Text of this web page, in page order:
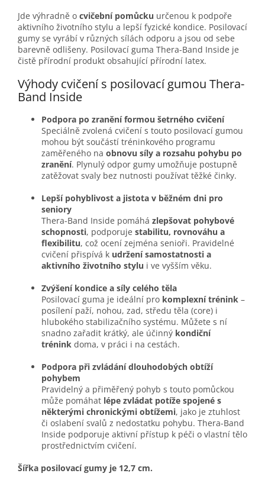
Jde výhradně o cvičební pomůcku určenou k podpoře
aktivního životního stylu a lepší fyzické kondice. Posilovací
gumy se vyrábí v různých sílách odporu a jsou od sebe
barevně odlišeny. Posilovací guma Thera-Band Inside je
čistě přírodní produkt obsahující přírodní latex.
Výhody cvičení s posilovací gumou Thera-
Band Inside
Podpora po zranění formou šetrného cvičení
Speciálně zvolená cvičení s touto posilovací gumou
mohou být součástí tréninkového programu
zaměřeného na obnovu síly a rozsahu pohybu po
zranění. Plynulý odpor gumy umožňuje postupně
zatěžovat svaly bez nutnosti používat těžké činky.
Lepší pohyblivost a jistota v běžném dni pro
seniory
Thera-Band Inside pomáhá zlepšovat pohybové
schopnosti, podporuje stabilitu, rovnováhu a
flexibilitu, což ocení zejména senioři. Pravidelné
cvičení přispívá k udržení samostatnosti a
aktivního životního stylu i ve vyšším věku.
Zvýšení kondice a síly celého těla
Posilovací guma je ideální pro komplexní trénink –
posílení paží, nohou, zad, středu těla (core) i
hlubokého stabilizačního systému. Můžete s ní
snadno zařadit krátký, ale účinný kondiční
trénink doma, v práci i na cestách.
Podpora při zvládání dlouhodobých obtíží
pohybem
Pravidelný a přiměřený pohyb s touto pomůckou
může pomáhat lépe zvládat potíže spojené s
některými chronickými obtížemi, jako je ztuhlost
či oslabení svalů z nedostatku pohybu. Thera-Band
Inside podporuje aktivní přístup k péči o vlastní tělo
prostřednictvím cvičení.
Šířka posilovací gumy je 12,7 cm.